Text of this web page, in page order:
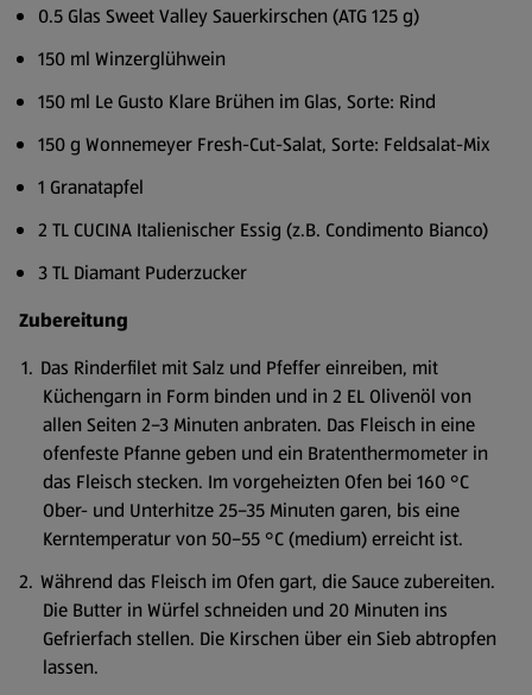
0.5 Glas Sweet Valley Sauerkirschen (ATG 125 g)
150 ml Winzerglühwein
150 ml Le Gusto Klare Brühen im Glas, Sorte: Rind
150 g Wonnemeyer Fresh-Cut-Salat, Sorte: Feldsalat-Mix
1 Granatapfel
2 TL CUCINA Italienischer Essig (z.B. Condimento Bianco)
3 TL Diamant Puderzucker
Zubereitung
Das Rinderfilet mit Salz und Pfeffer einreiben, mit
Küchengarn in Form binden und in 2 EL Olivenöl von
allen Seiten 2–3 Minuten anbraten. Das Fleisch in eine
ofenfeste Pfanne geben und ein Bratenthermometer in
das Fleisch stecken. Im vorgeheizten Ofen bei 160 °C
Ober- und Unterhitze 25–35 Minuten garen, bis eine
Kerntemperatur von 50–55 °C (medium) erreicht ist.
Während das Fleisch im Ofen gart, die Sauce zubereiten.
Die Butter in Würfel schneiden und 20 Minuten ins
Gefrierfach stellen. Die Kirschen über ein Sieb abtropfen
lassen.